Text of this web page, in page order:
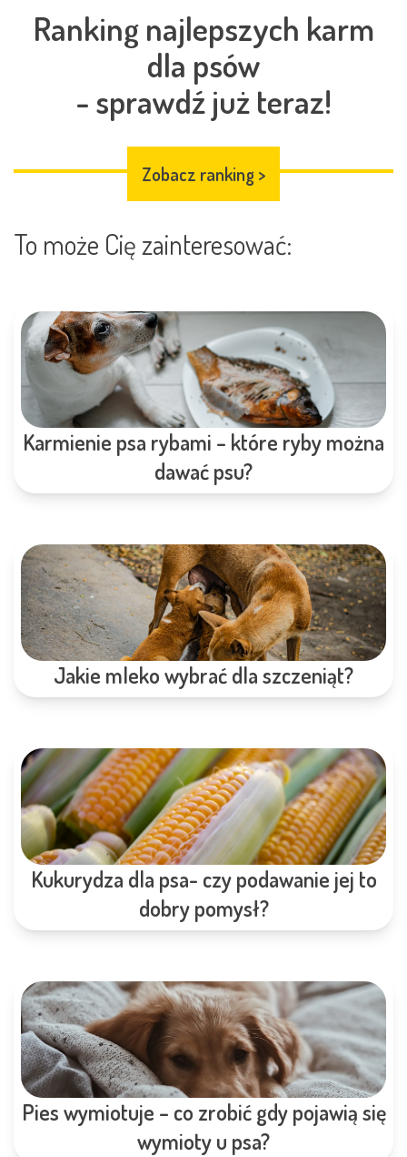
Ranking najlepszych karm
dla psów
- sprawdź już teraz!
Zobacz ranking >
To może Cię zainteresować:
Karmienie psa rybami – które ryby można
dawać psu?
Jakie mleko wybrać dla szczeniąt?
Kukurydza dla psa- czy podawanie jej to
dobry pomysł?
Pies wymiotuje – co zrobić gdy pojawią się
wymioty u psa?